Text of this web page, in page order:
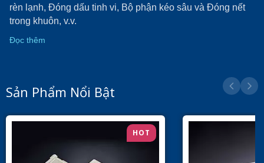
rèn lạnh, Đóng dấu tinh vi, Bộ phận kéo sâu và Đóng nết
trong khuôn, v.v.
Đọc thêm
Sản Phẩm Nổi Bật
HOT